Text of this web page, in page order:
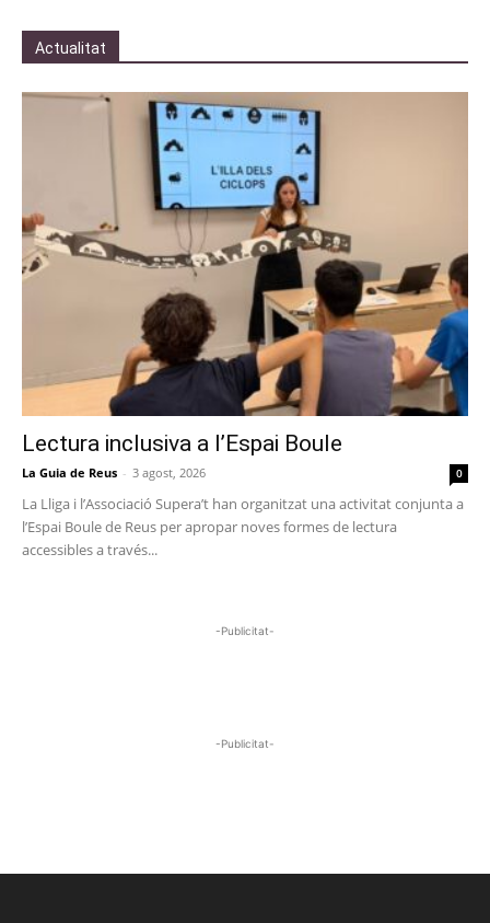
Actualitat
Lectura inclusiva a l’Espai Boule
La Guia de Reus - 3 agost, 2026 0
La Lliga i l’Associació Supera’t han organitzat una activitat conjunta a
l’Espai Boule de Reus per apropar noves formes de lectura
accessibles a través...
-Publicitat-
-Publicitat-